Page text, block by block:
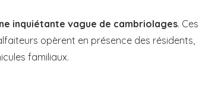
inquiétante vague de cambriolages. Ces
opèrent en présence des résidents,
familiaux.